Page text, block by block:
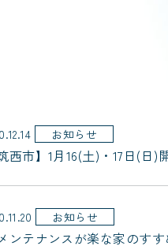
お知らせ
筑西市】1月16(土)・17日(
お知らせ
メンテナンスが楽な家のす